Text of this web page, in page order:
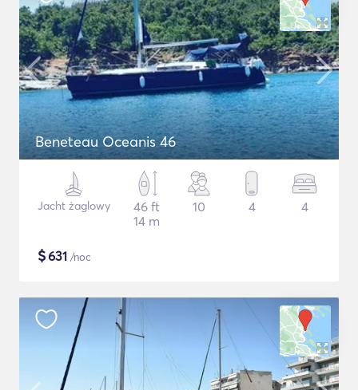
Beneteau Oceanis 46
Jacht żaglowy
46 ft
14 m
10 4 4
$631 /noc